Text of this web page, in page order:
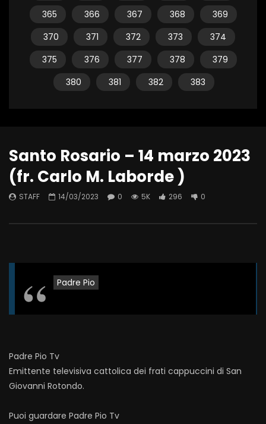
365 366 367 368
369
370
371 372 373
374
375
376 377 378
379
380
381 382 383
Santo Rosario – 14 marzo 2023
(fr. Carlo M. Laborde )
STAFF 14/03/2023 0 5K 296 0
Padre Pio
Padre Pio Tv
Emittente televisiva cattolica dei frati cappuccini di San
Giovanni Rotondo.
Puoi guardare Padre Pio Tv